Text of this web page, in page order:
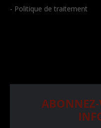
- Politique de traitement